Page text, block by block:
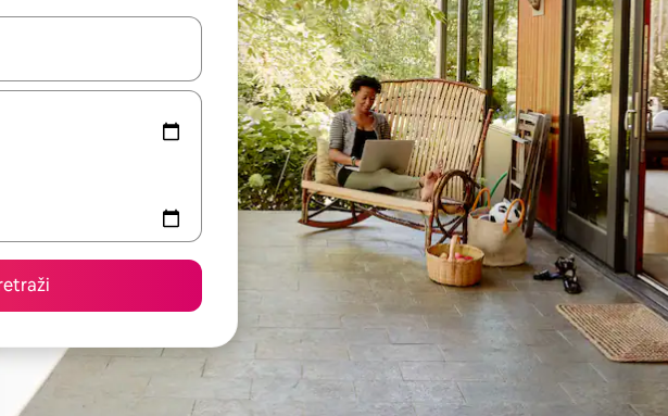
moći ćete ih pregledati koristeći se strelicama prema gore i prema dolje, kao i dodirom